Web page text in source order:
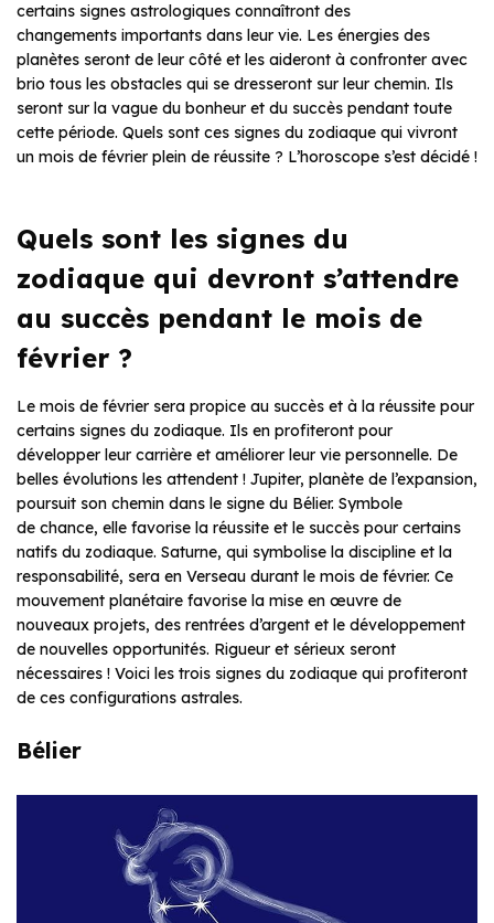
certains signes astrologiques connaîtront des
changements importants dans leur vie. Les énergies des
planètes seront de leur côté et les aideront à confronter avec
brio tous les obstacles qui se dresseront sur leur chemin. Ils
seront sur la vague du bonheur et du succès pendant toute
cette période. Quels sont ces signes du zodiaque qui vivront
un mois de février plein de réussite ? L’horoscope s’est décidé !
Quels sont les signes du
zodiaque qui devront s’attendre
au succès pendant le mois de
février ?
Le mois de février sera propice au succès et à la réussite pour
certains signes du zodiaque. Ils en profiteront pour
développer leur carrière et améliorer leur vie personnelle. De
belles évolutions les attendent ! Jupiter, planète de l’expansion,
poursuit son chemin dans le signe du Bélier. Symbole
de chance, elle favorise la réussite et le succès pour certains
natifs du zodiaque. Saturne, qui symbolise la discipline et la
responsabilité, sera en Verseau durant le mois de février. Ce
mouvement planétaire favorise la mise en œuvre de
nouveaux projets, des rentrées d’argent et le développement
de nouvelles opportunités. Rigueur et sérieux seront
nécessaires ! Voici les trois signes du zodiaque qui profiteront
de ces configurations astrales.
Bélier